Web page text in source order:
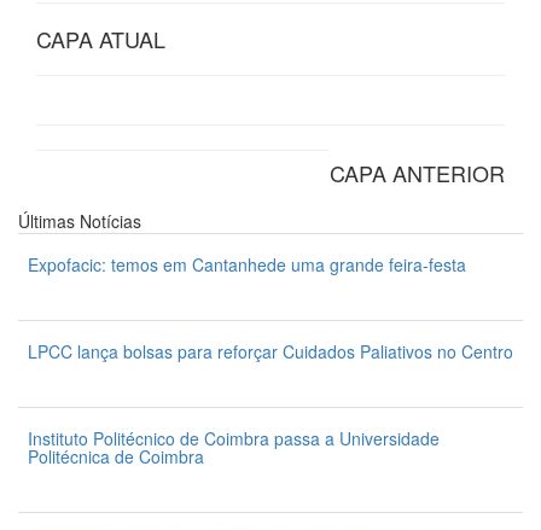
CAPA ATUAL
CAPA ANTERIOR
Últimas Notícias
Expofacic: temos em Cantanhede uma grande feira-festa
LPCC lança bolsas para reforçar Cuidados Paliativos no Centro
Instituto Politécnico de Coimbra passa a Universidade
Politécnica de Coimbra